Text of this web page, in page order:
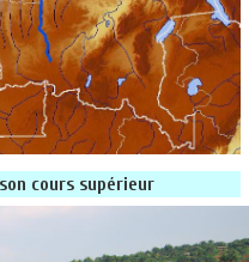
cours supérieur